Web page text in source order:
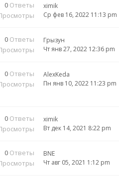
0 Ответы
ximik
Ср фев 16, 2022 11:13 pm
0 Ответы
Грызун
Чт янв 27, 2022 12:36 pm
0 Ответы
AlexKeda
Пн янв 10, 2022 11:23 pm
0 Ответы
ximik
Вт дек 14, 2021 8:22 pm
0 Ответы
BNE
Чт авг 05, 2021 1:12 pm